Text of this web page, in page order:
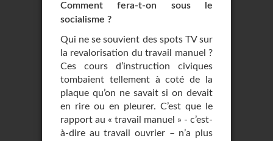
Comment fera-t-on sous le
socialisme ?
Qui ne se souvient des spots TV sur
la revalorisation du travail manuel ?
Ces cours d’instruction civiques
tombaient tellement à coté de la
plaque qu’on ne savait si on devait
en rire ou en pleurer. C’est que le
rapport au « travail manuel » - c’est-
à-dire au travail ouvrier – n’a plus